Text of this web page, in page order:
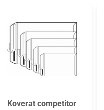
Koverat competitor